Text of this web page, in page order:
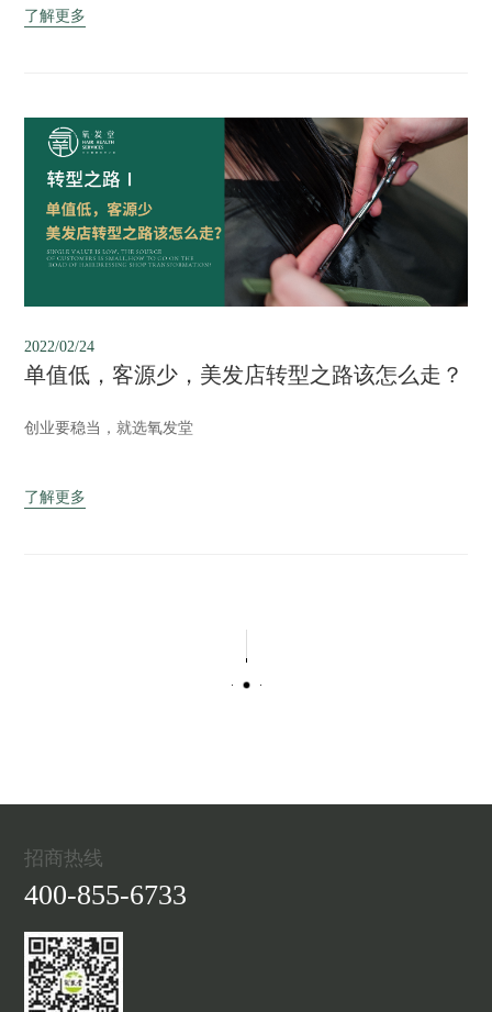
了解更多
2022/02/24
单值低，客源少，美发店转型之路该怎么走？
创业要稳当，就选氧发堂
了解更多
招商热线
400-855-6733